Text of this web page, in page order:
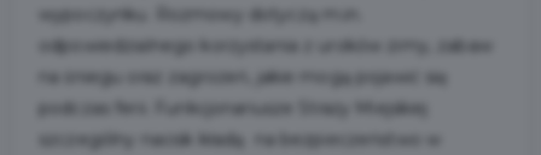
wypoczynku. Rozmowy dotyczą m.in.
odpowiedzialnego korzystania z uroków zimy, zabaw
na śniegu oraz zagrożeń, jakie mogą pojawić się
podczas ferii. Funkcjonariusze Straży Miejskiej
szczególny nacisk kładą na bezpieczeństwo w